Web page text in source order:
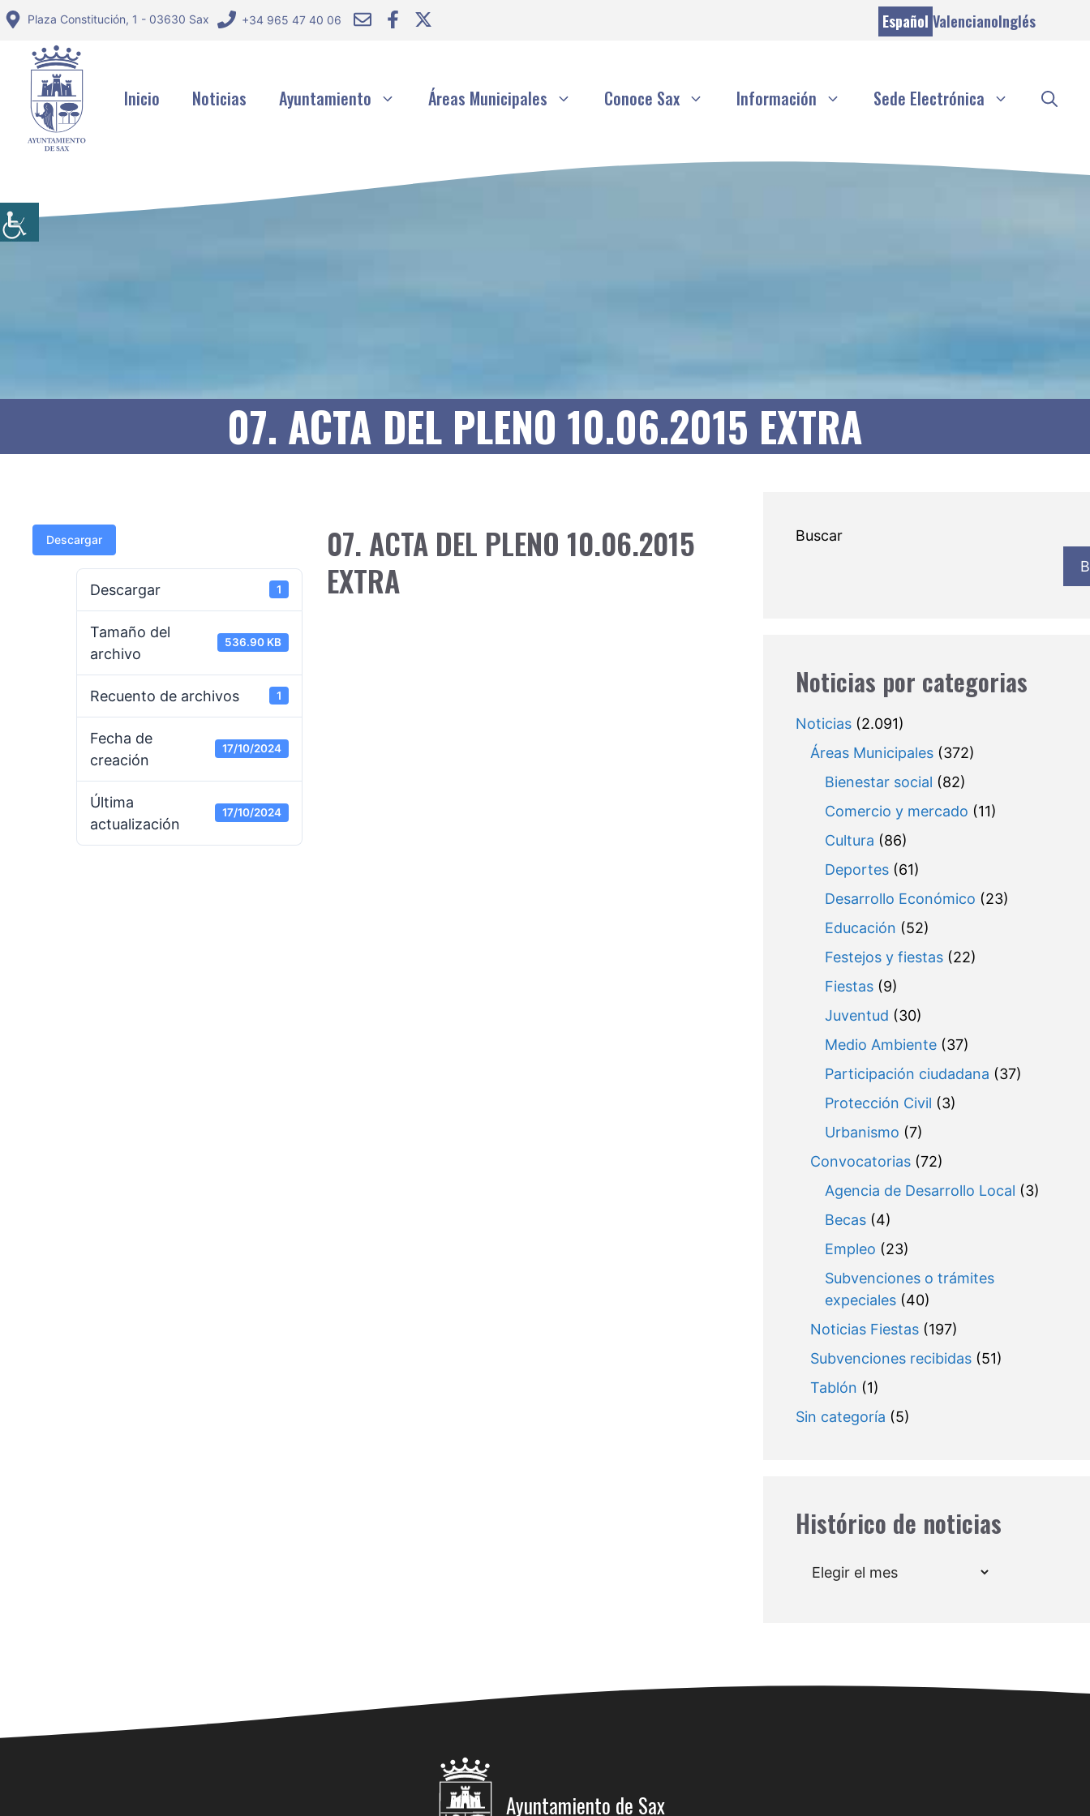
Saltar
contenido
Plaza Constitución, 1 - 03630 Sax +34 965 47 40 06 Español ValencianoInglés
Inicio Noticias Ayuntamiento Áreas Municipales Conoce Sax Información Sede Electrónica
07. ACTA DEL PLENO 10.06.2015 EXTRA
Descargar
Descargar 1
Tamaño del
archivo
536.90 KB
Recuento de archivos 1
Fecha de
creación
17/10/2024
Última
actualización
17/10/2024
07. ACTA DEL PLENO 10.06.2015
EXTRA
Buscar
Noticias por categorias
Noticias(2.091)
Áreas Municipales(372)
Bienestar social (82)
Comercio y mercado (11)
Cultura (86)
Deportes(61)
Desarrollo Económico (23)
Educación (52)
Festejos y fiestas(22)
Fiestas(9)
Juventud (30)
Medio Ambiente(37)
Participación ciudadana (37)
Protección Civil (3)
Urbanismo (7)
Convocatorias(72)
Agencia de Desarrollo Local (3)
Becas(4)
Empleo (23)
Subvenciones o trámites
expeciales(40)
Noticias Fiestas(197)
Subvenciones recibidas(51)
Tablón (1)
Sin categoría (5)
Histórico de noticias
Archivos
Ayuntamiento de Sax